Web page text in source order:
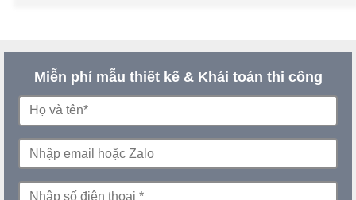
Miễn phí mẫu thiết kế & Khái toán thi công